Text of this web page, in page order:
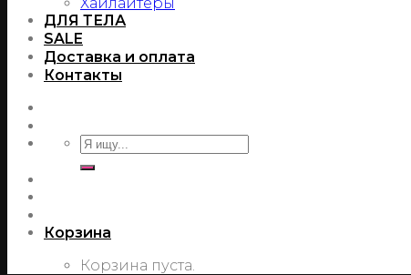
ДЛЯ ТЕЛА
SALE
Доставка и оплата
Контакты
Корзина
Корзина пуста.